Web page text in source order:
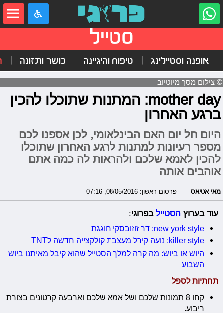
סטייל
אופנה וסטיילינג טיפוח והיגיינה כושר ותזונה
© צילום מסך מיוטיוב
mother day: המתנות שתוכלו להכין
ברגע האחרון
היום חל יום האם הבינלאומי, לכן אספנו לכם
מספר רעיונות למתנות לרגע האחרון שתוכלו
להכין לאמא שלכם ולהראות לה כמה אתם
אוהבים אותה
מאי אטיאס פרסום ראשון: 08/05/2016, 07:16
עוד בערוץ הסטיילבפרוגי:
new york style: דר זוזובסקי חוגגת
killer style: נועה קירל מעצבת קולקצייה חדשה לTNT
היוש או ביוש: מה קרה למלך הסטייל שהוא קיבל מאיתנו ביוש
השבוע
תחתיות לספל
קחו 8 תמונות שלכם ושל אמא שלכם וארבעה קרטונים בצורת
ריבוע.